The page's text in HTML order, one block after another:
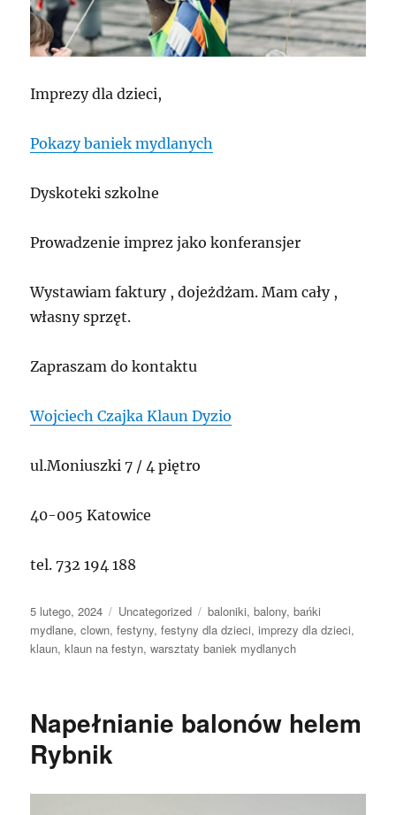
Imprezy dla dzieci,
Pokazy baniek mydlanych
Dyskoteki szkolne
Prowadzenie imprez jako konferansjer
Wystawiam faktury , dojeżdżam. Mam cały ,
własny sprzęt.
Zapraszam do kontaktu
Wojciech Czajka Klaun Dyzio
ul.Moniuszki 7 / 4 piętro
40-005 Katowice
tel. 732 194 188
Data
publikacji
5 lutego, 2024 Kategorie
Uncategorized Tagi
baloniki,balony,bańki
mydlane,clown,festyny,festyny dla dzieci,imprezy dla dzieci,
klaun,klaun na festyn,warsztaty baniek mydlanych
Napełnianie balonów helem
Rybnik